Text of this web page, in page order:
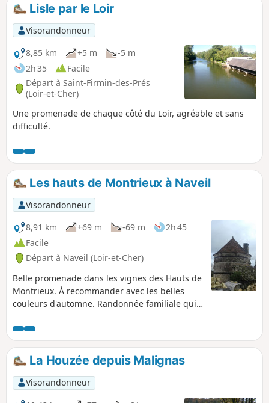
Lisle par le Loir
Visorandonneur
8,85 km
+5 m
-5 m
2h 35
Facile
Départ à Saint-Firmin-des-Prés
(Loir-et-Cher)
Une promenade de chaque côté du Loir, agréable et sans
difficulté.
Les hauts de Montrieux à Naveil
Visorandonneur
8,91 km
+69 m -69 m
2h 45
Facile
Départ à Naveil (Loir-et-Cher)
Belle promenade dans les vignes des Hauts de
Montrieux. À recommander avec les belles
couleurs d'automne. Randonnée familiale qui
pratiques).
La Houzée depuis Malignas
Visorandonneur